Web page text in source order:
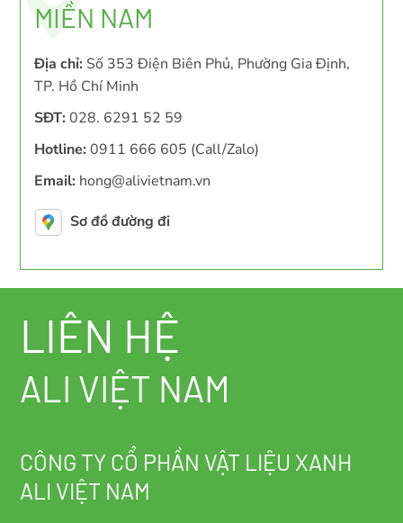
MIỀN NAM
Địa chỉ: Số 353 Điện Biên Phủ, Phường Gia Định,
TP. Hồ Chí Minh
SĐT: 028. 6291 52 59
Hotline: 0911 666 605 (Call/Zalo)
Email: hong@alivietnam.vn
Sơ đồ đường đi
LIÊN HỆ
ALI VIỆT NAM
CÔNG TY CỔ PHẦN VẬT LIỆU XANH
ALI VIỆT NAM